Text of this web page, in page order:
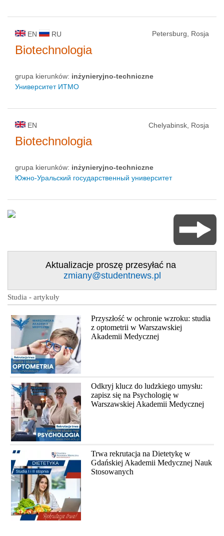
EN RU Petersburg, Rosja
Biotechnologia
grupa kierunków: inżynieryjno-techniczne
Университет ИТМО
EN Chelyabinsk, Rosja
Biotechnologia
grupa kierunków: inżynieryjno-techniczne
Южно-Уральский государственный университет
Aktualizacje proszę przesyłać na
zmiany@studentnews.pl
Studia - artykuły
Przyszłość w ochronie wzroku: studia
z optometrii w Warszawskiej
Akademii Medycznej
Odkryj klucz do ludzkiego umysłu:
zapisz się na Psychologię w
Warszawskiej Akademii Medycznej
Trwa rekrutacja na Dietetykę w
Gdańskiej Akademii Medycznej Nauk
Stosowanych